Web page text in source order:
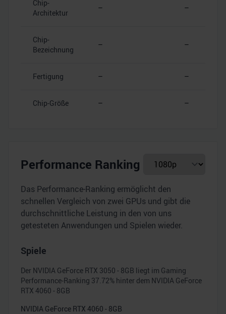
Chip-
Architektur
– –
Chip-
Bezeichnung
– –
Fertigung – –
Chip-Größe – –
Performance Ranking
Das Performance-Ranking ermöglicht den
schnellen Vergleich von zwei GPUs und gibt die
durchschnittliche Leistung in den von uns
getesteten Anwendungen und Spielen wieder.
Spiele
Der NVIDIA GeForce RTX 3050 - 8GB liegt im Gaming
Performance-Ranking 37.72% hinter dem NVIDIA GeForce
RTX 4060 - 8GB
NVIDIA GeForce RTX 4060 - 8GB